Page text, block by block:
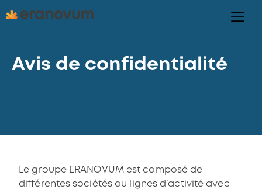
Avis de confidentialité
Le groupe ERANOVUM est composé de
différentes sociétés ou lignes d’activité avec